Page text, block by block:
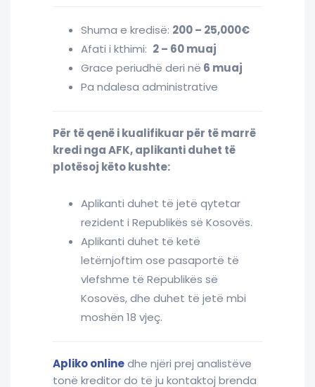
Shuma e kredisë: 200 – 25,000€
Afati i kthimi: 2 – 60 muaj
Grace periudhë deri në 6 muaj
Pa ndalesa administrative
Për të qenë i kualifikuar për të marrë
kredi nga AFK, aplikanti duhet të
plotësoj këto kushte:
Aplikanti duhet të jetë qytetar
rezident i Republikës së Kosovës.
Aplikanti duhet të ketë
letërnjoftim ose pasaportë të
vlefshme të Republikës së
Kosovës, dhe duhet të jetë mbi
moshën 18 vjeç.
Apliko onlinedhe njëri prej analistëve
tonë kreditor do të ju kontaktoj brenda